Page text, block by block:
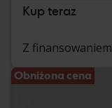
Kup teraz
Z finansowaniem
Obniżona cena